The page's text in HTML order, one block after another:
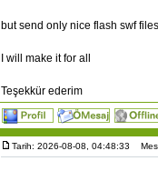
but send only nice flash swf
I will make it for all
Teşekkür ederim
Tarih: 2026-08-08, 04:48:33